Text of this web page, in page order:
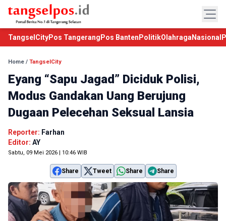
TangselCityPos Tangerang Pos Banten PolitikOlahraga Nasional
Home / TangselCity
Eyang “Sapu Jagad” Diciduk Polisi,
Modus Gandakan Uang Berujung
Dugaan Pelecehan Seksual Lansia
Reporter: Farhan
Editor: AY
Sabtu, 09 Mei 2026 | 10:46 WIB
Share Tweet Share Share